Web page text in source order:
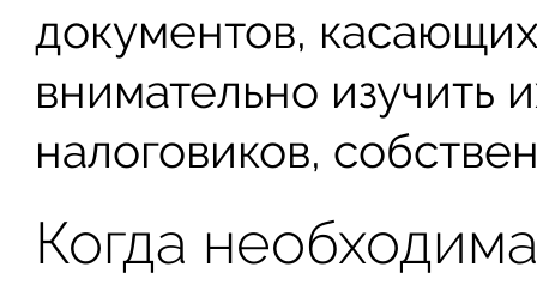
документов,
внимательно изучить
налоговиков,
Когда